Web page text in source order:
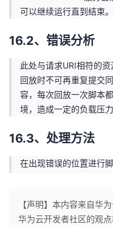
可以继续运行直到结束。
16.2、错误分析
此处与请求URI相符的资
回放时不可再重复提交
容，每次回放一次脚本
境，造成一定的负载压力
16.3、处理方法
在出现错误的位置进行
【声明】本内容来自华
华为云开发者社区的观